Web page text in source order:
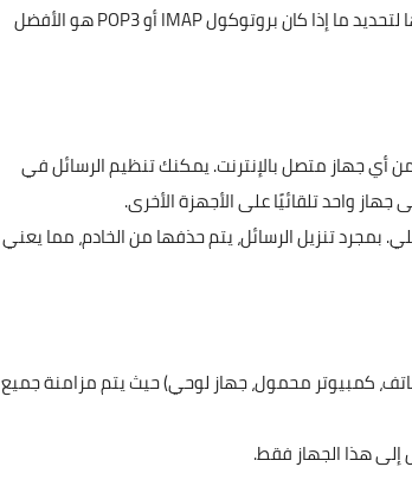
الأنسب، هناك عدة عوامل يجب مراعاتها لتحديد ما إذا كان بروتوكول IMAP أو POP3 هو الأفضل
من أي جهاز متصل بالإنترنت. يمكنك تنظيم الرسائل في
واحد تلقائيًا على الأجهزة الأخرى.
بمجرد تنزيل الرسائل، يتم حذفها من الخادم، مما يعني
كمبيوتر محمول، جهاز لوحي) حيث يتم مزامنة جميع
هذا الجهاز فقط.